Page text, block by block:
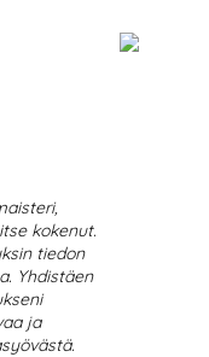
kokenut.
tiedon
Yhdistäen
ja